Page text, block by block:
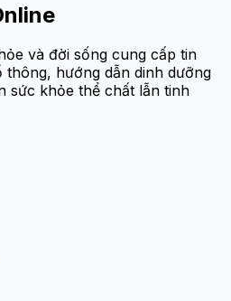
và đời sống cung cấp tin
hướng dẫn dinh dưỡng
sức khỏe thể chất lẫn tinh